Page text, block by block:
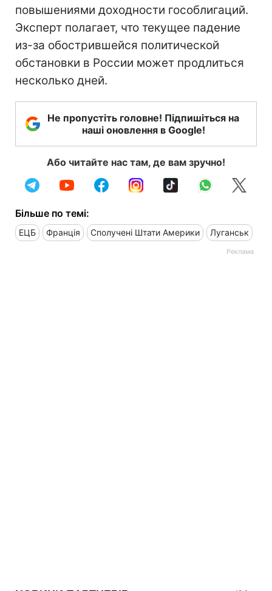
повышениями доходности гособлигаций.
Эксперт полагает, что текущее падение
из-за обострившейся политической
обстановки в России может продлиться
несколько дней.
Не пропустіть головне! Підпишіться на
наші оновлення в Google!
Або читайте нас там, де вам зручно!
Більше по темі:
ЕЦБ Франція Сполучені Штати Америки Луганськ